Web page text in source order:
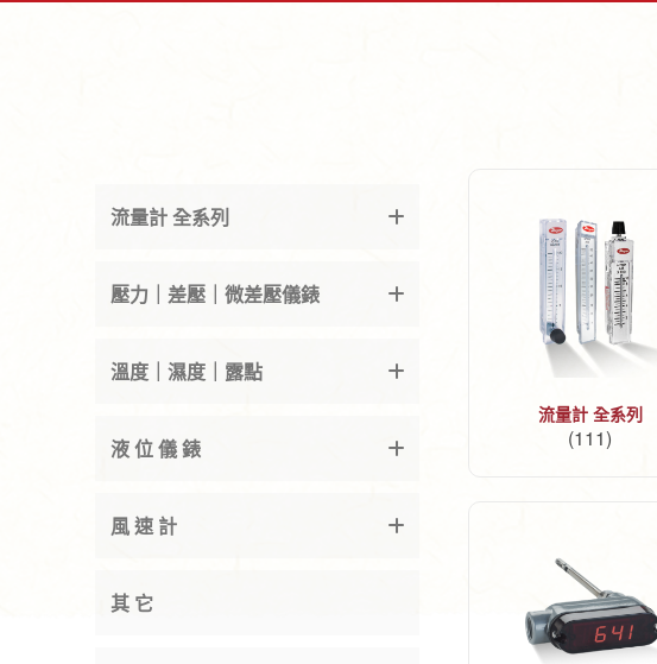
流量計 全系列
(111)
流量計 全系列
壓力｜差壓｜微差壓儀錶
溫度｜濕度｜露點
液 位 儀 錶
風 速 計
其 它